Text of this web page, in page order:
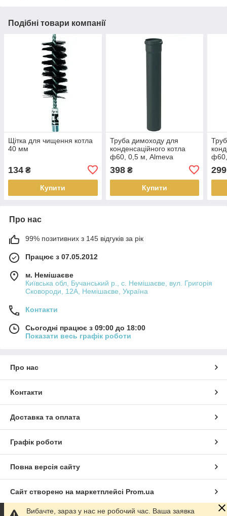
Подібні товари компанії
Щітка для чищення котла
40 мм
134 ₴
Купити
Труба димоходу для
конденсаційного котла
ф60, 0,5 м, Almeva
398₴
Купити
299
Про нас
99% позитивних з 145 відгуків за рік
Працює з 07.05.2012
м. Немішаєве
Київська обл, Бучанський р., с. Немішаєве, вул. Григорія
Сковороди, 12А, Немішаєве, Україна
Контакти
Сьогодні працює з 09:00 до 18:00
Показати весь графік роботи
Про нас
Контакти
Доставка та оплата
Графік роботи
Повна версія сайту
Сайт створено на маркетплейсі Prom.ua
Вибачте, зараз у нас не робочий час. Ваша заявка